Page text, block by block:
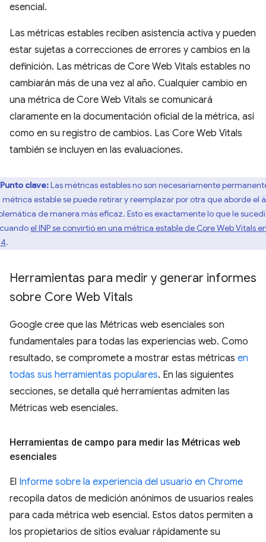
esencial.
Las métricas estables reciben asistencia activa y pueden
estar sujetas a correcciones de errores y cambios en la
definición. Las métricas de Core Web Vitals estables no
cambiarán más de una vez al año. Cualquier cambio en
una métrica de Core Web Vitals se comunicará
claramente en la documentación oficial de la métrica, así
como en su registro de cambios. Las Core Web Vitals
también se incluyen en las evaluaciones.
Punto clave:Las métricas estables no son necesariamente
métrica estable se puede retirar y reemplazar por otra que aborde el
de manera más eficaz. Esto es exactamente lo que le
el INP se convirtió en una métrica estable de Core Web Vitals
.
Herramientas para medir y generar informes
sobre Core Web Vitals
Google cree que las Métricas web esenciales son
fundamentales para todas las experiencias web. Como
resultado, se compromete a mostrar estas métricas en
todas sus herramientas populares. En las siguientes
secciones, se detalla qué herramientas admiten las
Métricas web esenciales.
Herramientas de campo para medir las Métricas web
esenciales
El Informe sobre la experiencia del usuario en Chrome
recopila datos de medición anónimos de usuarios reales
para cada métrica web esencial. Estos datos permiten a
los propietarios de sitios evaluar rápidamente su